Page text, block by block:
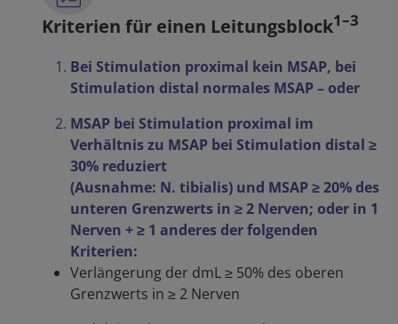
Kriterien für einen Leitungsblock1–3
Bei Stimulation proximal kein MSAP, bei
Stimulation distal normales MSAP – oder
MSAP bei Stimulation proximal im
Verhältnis zu MSAP bei Stimulation distal ≥
30% reduziert
(Ausnahme: N. tibialis) und MSAP ≥ 20% des
unteren Grenzwerts in ≥ 2 Nerven; oder in 1
Nerven + ≥ 1 anderes der folgenden
Kriterien:
Verlängerung der dmL ≥ 50% des oberen
Grenzwerts in ≥ 2 Nerven